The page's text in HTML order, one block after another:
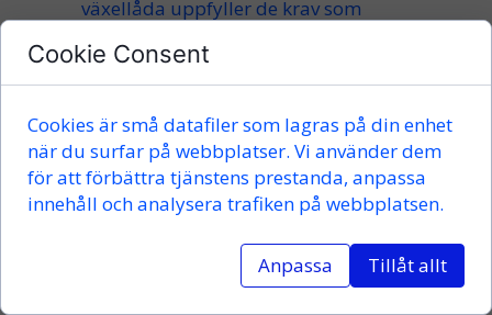
växellåda uppfyller de krav som
belastning. Våra produkter är
utvecklade för industriella
tillämpningar där tillförlitlighet och
precision är avgörande.
Kompletta produkter,
service och teknisk support
Utöver specialutvecklade växellådor
Cookie Consent
Cookies är små datafiler som lagras på din enhet
när du surfar på webbplatser. Vi använder dem
för att förbättra tjänstens prestanda, anpassa
innehåll och analysera trafiken på webbplatsen.
Anpassa Tillåt allt